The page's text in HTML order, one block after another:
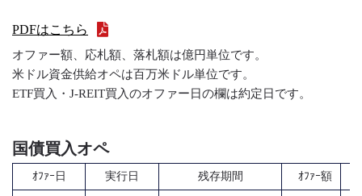
PDFはこちら
オファー額、応札額、落札額は億円単位です。
米ドル資金供給オペは百万米ドル単位です。
ETF買入・J-REIT買入のオファー日の欄は約定日です。
国債買入オペ
ｵﾌｧｰ日 実行日 残存期間 ｵﾌｧｰ額